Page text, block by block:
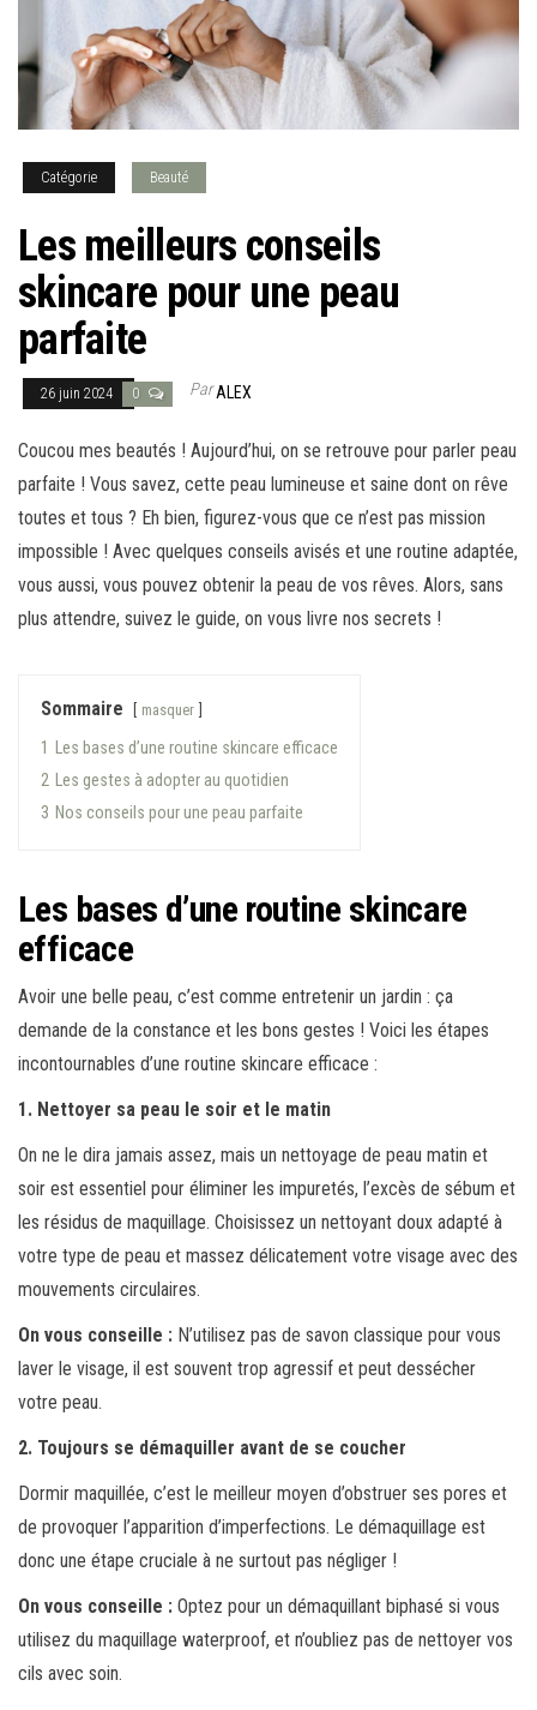
Catégorie Beauté
Les meilleurs conseils
skincare pour une peau
parfaite
26 juin 2024 0 ParALEX
Coucou mes beautés ! Aujourd’hui, on se retrouve pour parler peau
parfaite ! Vous savez, cette peau lumineuse et saine dont on rêve
toutes et tous ? Eh bien, figurez-vous que ce n’est pas mission
impossible ! Avec quelques conseils avisés et une routine adaptée,
vous aussi, vous pouvez obtenir la peau de vos rêves. Alors, sans
plus attendre, suivez le guide, on vous livre nos secrets !
Sommaire masquer
1
Les bases d’une routine skincare efficace
2 Les gestes à adopter au quotidien
3 Nos conseils pour une peau parfaite
Les bases d’une routine skincare
efficace
Avoir une belle peau, c’est comme entretenir un jardin : ça
demande de la constance et les bons gestes ! Voici les étapes
incontournables d’une routine skincare efficace :
1. Nettoyer sa peau le soir et le matin
On ne le dira jamais assez, mais un nettoyage de peau matin et
soir est essentiel pour éliminer les impuretés, l’excès de sébum et
les résidus de maquillage. Choisissez un nettoyant doux adapté à
votre type de peau et massez délicatement votre visage avec des
mouvements circulaires.
On vous conseille : N’utilisez pas de savon classique pour vous
laver le visage, il est souvent trop agressif et peut dessécher
votre peau.
2. Toujours se démaquiller avant de se coucher
Dormir maquillée, c’est le meilleur moyen d’obstruer ses pores et
de provoquer l’apparition d’imperfections. Le démaquillage est
donc une étape cruciale à ne surtout pas négliger !
On vous conseille : Optez pour un démaquillant biphasé si vous
utilisez du maquillage waterproof, et n’oubliez pas de nettoyer vos
cils avec soin.